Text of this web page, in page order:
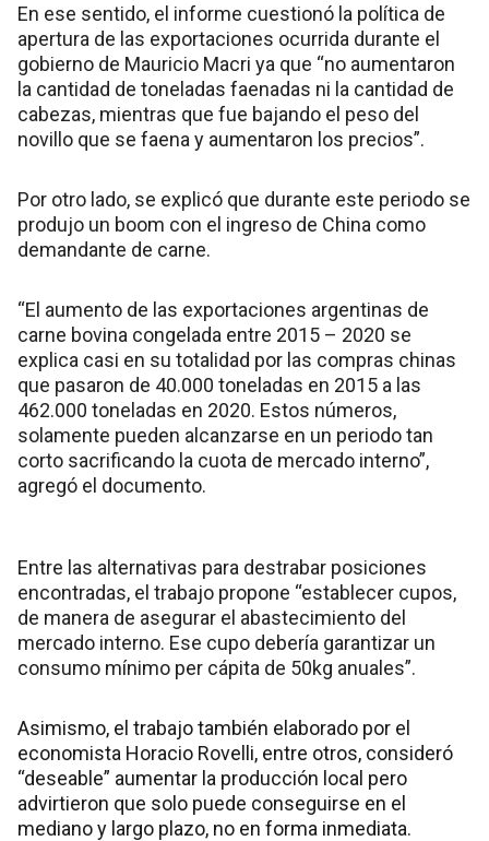
En ese sentido, el informe cuestionó la política de
apertura de las exportaciones ocurrida durante el
gobierno de Mauricio Macri ya que “no aumentaron
la cantidad de toneladas faenadas ni la cantidad de
cabezas, mientras que fue bajando el peso del
novillo que se faena y aumentaron los precios”.
Por otro lado, se explicó que durante este periodo se
produjo un boom con el ingreso de China como
demandante de carne.
“El aumento de las exportaciones argentinas de
carne bovina congelada entre 2015 – 2020 se
explica casi en su totalidad por las compras chinas
que pasaron de 40.000 toneladas en 2015 a las
462.000 toneladas en 2020. Estos números,
solamente pueden alcanzarse en un periodo tan
corto sacrificando la cuota de mercado interno”,
agregó el documento.
Entre las alternativas para destrabar posiciones
encontradas, el trabajo propone “establecer cupos,
de manera de asegurar el abastecimiento del
mercado interno. Ese cupo debería garantizar un
consumo mínimo per cápita de 50kg anuales”.
Asimismo, el trabajo también elaborado por el
economista Horacio Rovelli, entre otros, consideró
“deseable” aumentar la producción local pero
advirtieron que solo puede conseguirse en el
mediano y largo plazo, no en forma inmediata.